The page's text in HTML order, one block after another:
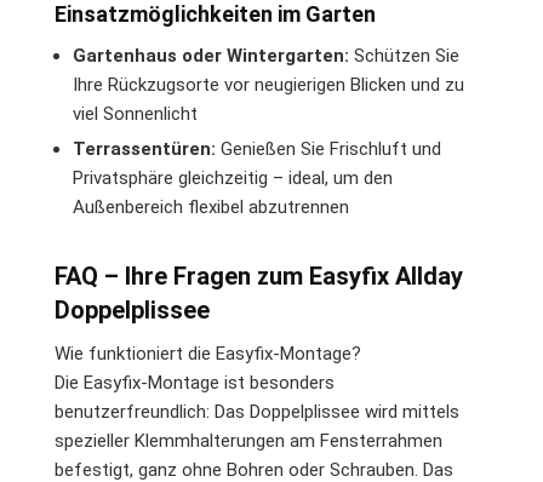
Einsatzmöglichkeiten im Garten
Gartenhaus oder Wintergarten: Schützen Sie
Ihre Rückzugsorte vor neugierigen Blicken und zu
viel Sonnenlicht
Terrassentüren: Genießen Sie Frischluft und
Privatsphäre gleichzeitig – ideal, um den
Außenbereich flexibel abzutrennen
FAQ – Ihre Fragen zum Easyfix Allday
Doppelplissee
Wie funktioniert die Easyfix-Montage?
Die Easyfix-Montage ist besonders
benutzerfreundlich: Das Doppelplissee wird mittels
spezieller Klemmhalterungen am Fensterrahmen
befestigt, ganz ohne Bohren oder Schrauben. Das